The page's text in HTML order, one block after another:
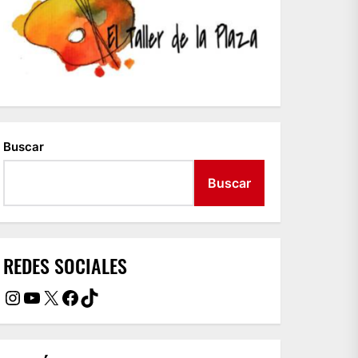
Buscar
Buscar
REDES SOCIALES
Instagram
YouTube
X Facebook
TikTok